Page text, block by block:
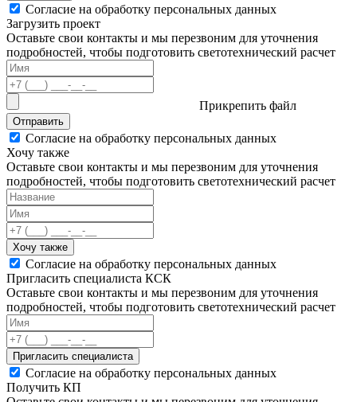
Согласие на обработку персональных данных
Загрузить проект
Оставьте свои контакты и мы перезвоним для уточнения
подробностей, чтобы подготовить светотехнический расчет
Прикрепить файл
Отправить
Согласие на обработку персональных данных
Хочу также
Оставьте свои контакты и мы перезвоним для уточнения
подробностей, чтобы подготовить светотехнический расчет
Хочу также
Согласие на обработку персональных данных
Пригласить специалиста КСК
Оставьте свои контакты и мы перезвоним для уточнения
подробностей, чтобы подготовить светотехнический расчет
Пригласить специалиста
Согласие на обработку персональных данных
Получить КП